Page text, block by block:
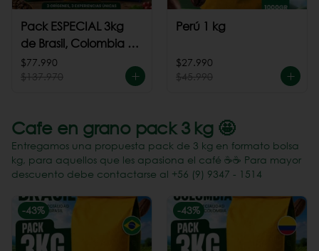
Pack ESPECIAL 3kg
de Brasil, Colombia +
Perú
$77.990
$137.970
Perú 1 kg
$27.990
$45.990
Cafe en grano pack 3 kg 🤩
Entregamos una propuesta pack de 3 kg en formato bolsa
kg, para aquellos que les apasiona el café ☕️☕️ Para mayor
descuento debe contactarse al +56 (9) 9347 - 1514
-43% -43%